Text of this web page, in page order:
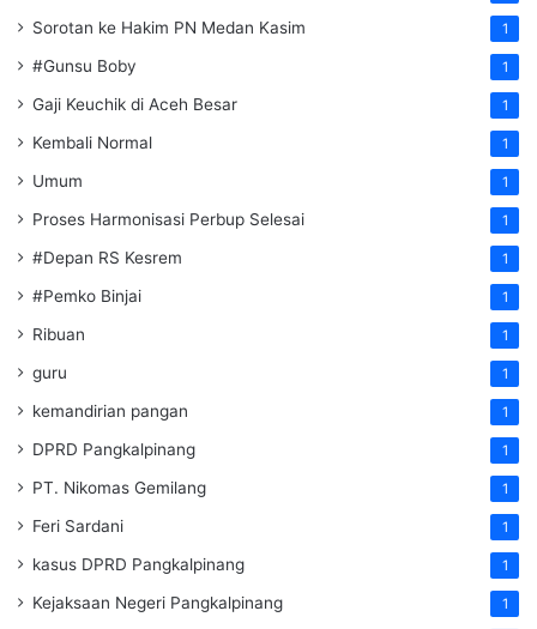
Sorotan ke Hakim PN Medan Kasim 1
#Gunsu Boby 1
Gaji Keuchik di Aceh Besar 1
Kembali Normal 1
Umum 1
Proses Harmonisasi Perbup Selesai 1
#Depan RS Kesrem 1
#Pemko Binjai 1
Ribuan 1
guru 1
kemandirian pangan 1
DPRD Pangkalpinang 1
PT. Nikomas Gemilang 1
Feri Sardani 1
kasus DPRD Pangkalpinang 1
Kejaksaan Negeri Pangkalpinang 1